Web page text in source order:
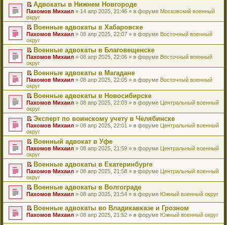
н
и
ю
о
о
б
щ
е
н
и
ю
н
о
м
у
с
о
о
б
щ
е
н
и
ю
ч
и
т
а
н
н
о
м
у
с
о
о
б
щ
е
н
и
ю
у
н
е
п
р
о
ч
и
т
а
н
н
о
м
у
с
о
о
б
щ
е
н
и
ю
е
р
в
о
м
у
н
е
п
р
о
ч
и
т
а
н
н
о
м
у
с
о
о
б
щ
е
н
и
ю
й
т
и
к
п
е
р
в
о
м
у
н
е
п
р
о
ч
и
т
а
н
н
о
м
у
с
о
о
б
щ
е
н
ю
П
е
р
е
й
т
и
к
п
е
р
в
о
м
у
н
е
п
р
о
ч
и
т
а
н
н
о
м
у
с
о
б
щ
е
н
Адвокаты в Нижнем Новгороде
Пахомов Михаил » 14 апр 2025, 21:46 » в форуме Московский военный
округ
П
е
р
е
й
т
и
к
п
е
р
в
о
м
у
н
е
п
р
о
ч
и
т
а
н
н
о
м
у
с
о
Военные адвокаты в Хабаровске
Пахомов Михаил » 08 апр 2025, 22:07 » в форуме Восточный военный
округ
П
е
р
е
й
т
и
к
п
е
р
в
о
м
у
н
е
п
р
о
ч
и
т
а
н
н
о
Военные адвокаты в Благовещенске
Пахомов Михаил » 08 апр 2025, 22:06 » в форуме Восточный военный
округ
П
е
р
е
й
т
и
к
п
е
р
в
о
м
у
н
е
п
р
о
и
т
а
Военные адвокаты в Магадане
Пахомов Михаил » 08 апр 2025, 22:05 » в форуме Восточный военный
округ
П
е
р
е
й
т
и
к
п
е
р
в
о
м
у
н
п
р
о
ч
Военные адвокаты в Новосибирске
Пахомов Михаил » 08 апр 2025, 22:03 » в форуме Центральный военный
округ
П
е
р
е
й
т
и
к
п
е
р
в
о
м
у
н
Эксперт по воинскому учету в Челябинске
Пахомов Михаил » 08 апр 2025, 22:01 » в форуме Центральный военный
округ
П
е
р
е
й
т
и
к
п
е
р
в
Военный адвокат в Уфе
Пахомов Михаил » 08 апр 2025, 21:59 » в форуме Центральный военный
округ
П
е
р
е
й
и
к
п
Военные адвокаты в Екатеринбурге
Пахомов Михаил » 08 апр 2025, 21:58 » в форуме Центральный военный
округ
П
р
е
й
т
Военные адвокаты в Волгограде
Пахомов Михаил » 08 апр 2025, 21:54 » в форуме Южный военный округ
П
Военные адвокаты во Владикавказе и Грозном
Пахомов Михаил » 08 апр 2025, 21:52 » в форуме Южный военный округ